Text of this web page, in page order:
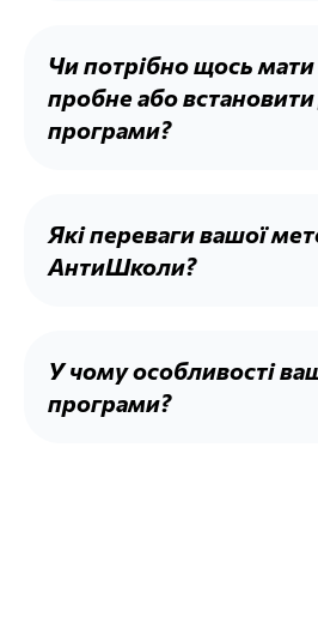
Чи потрібно щось
пробне або встановити
програми?
Які переваги вашої
АнтиШколи?
У чому особливості
програми?